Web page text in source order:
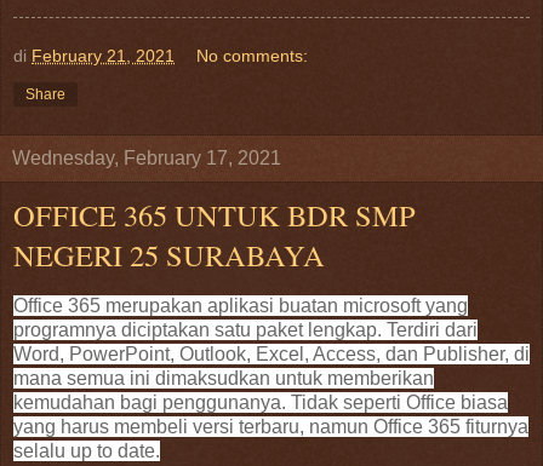
di February 21, 2021 No comments:
Share
Wednesday, February 17, 2021
OFFICE 365 UNTUK BDR SMP
NEGERI 25 SURABAYA
Office 365 merupakan aplikasi buatan microsoft yang
programnya diciptakan satu paket lengkap. Terdiri dari
Word, PowerPoint, Outlook, Excel, Access, dan Publisher, di
mana semua ini dimaksudkan untuk memberikan
kemudahan bagi penggunanya. Tidak seperti Office biasa
yang harus membeli versi terbaru, namun Office 365 fiturnya
selalu up to date.